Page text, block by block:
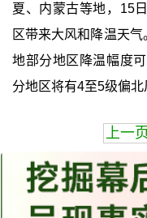
夏、内蒙古等地，15
区带来大风和降温天
地部分地区降温幅度
分地区将有4至5级偏北
上一页